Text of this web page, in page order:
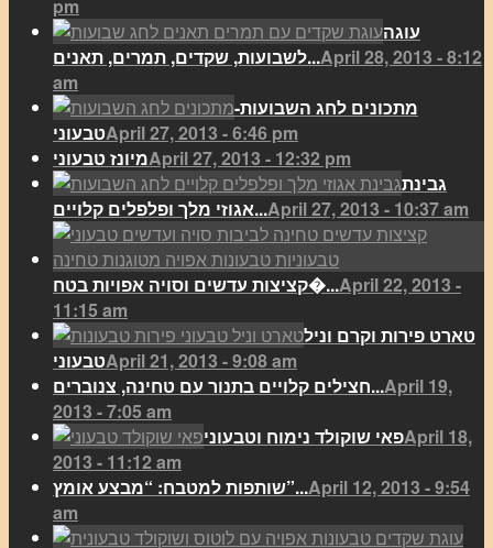
pm
עוגה
לשבועות, שקדים, תמרים, תאנים...April 28, 2013 - 8:12
am
מתכונים לחג השבועות-
טבעוניApril 27, 2013 - 6:46 pm
מיונז טבעוניApril 27, 2013 - 12:32 pm
גבינת
אגוזי מלך ופלפלים קלויים...April 27, 2013 - 10:37 am
קציצות עדשים וסויה אפויות בטח�...April 22, 2013 -
11:15 am
טארט פירות וקרם וניל
טבעוניApril 21, 2013 - 9:08 am
חצילים קלויים בתנור עם טחינה, צנוברים...April 19,
2013 - 7:05 am
פאי שוקולד נימוח וטבעוניApril 18,
2013 - 11:12 am
שותפות למטבח: “מבצע אומץ”...April 12, 2013 - 9:54
am